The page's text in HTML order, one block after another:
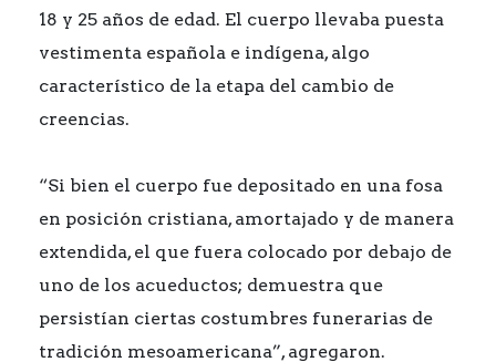
18 y 25 años de edad. El cuerpo llevaba puesta
vestimenta española e indígena, algo
característico de la etapa del cambio de
creencias.
“Si bien el cuerpo fue depositado en una fosa
en posición cristiana, amortajado y de manera
extendida, el que fuera colocado por debajo de
uno de los acueductos; demuestra que
persistían ciertas costumbres funerarias de
tradición mesoamericana”, agregaron.